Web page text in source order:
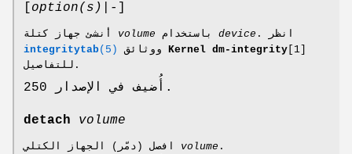
option(s)|-
volume device
. انظر
integritytab(5) Kernel dm-integrity [1]
للتفاصيل.
أُضيف في الإصدار 250.
detach volume
volume .